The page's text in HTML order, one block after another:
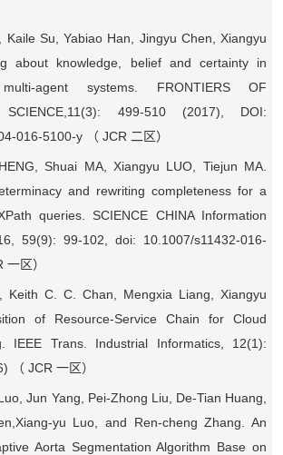
Kaile Su, Yabiao Han, Jingyu Chen, Xiangyu
about knowledge, belief and certainty in
agent systems. FRONTIERS OF
SCIENCE,11(3): 499-510 (2017), DOI:
016-5100-y
（ JCR 二区）
Shuai MA, Xiangyu LUO, Tiejun MA.
and rewriting completeness for a
queries. SCIENCE CHINA Information
59(9): 99-102, doi: 10.1007/s11432-016-
一区）
Keith C. C. Chan, Mengxia Liang, Xiangyu
of Resource-Service Chain for Cloud
IEEE Trans. Industrial Informatics, 12(1):
（ JCR 一区）
Jun Yang, Pei-Zhong Liu, De-Tian Huang,
yu Luo, and Ren-cheng Zhang. An
Aorta Segmentation Algorithm Base on